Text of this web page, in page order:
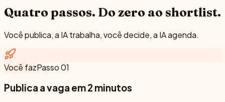
Quatro passos. Do zero ao shortlist.
Você publica, a IA trabalha, você decide, a IA agenda.
Você fazPasso01
Publica a vaga em 2 minutos